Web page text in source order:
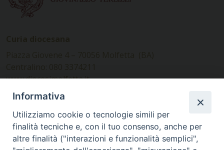
www.diocesimolfetta.it –
diocesimolfetta@pec.chiesacattolica.it
Ufficio Comunicazioni sociali
Piazza Giovene 4 – 70056 Molfetta (BA)
Informativa
Utilizziamo cookie o tecnologie simili per
finalità tecniche e, con il tuo consenso, anche per
altre finalità ("interazioni e funzionalità semplici",